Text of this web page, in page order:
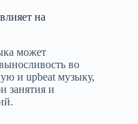
на
может
во
и upbeat музыку,
занятия и